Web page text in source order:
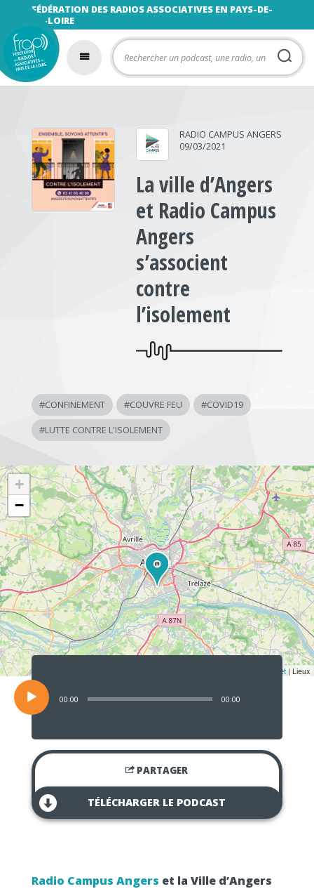
FÉDÉRATION DES RADIOS ASSOCIATIVES EN PAYS-DE-
LA-LOIRE
RADIO CAMPUS ANGERS
09/03/2021
La ville d’Angers
et Radio Campus
Angers
s’associent
contre
l’isolement
#CONFINEMENT #COUVRE FEU #COVID19
#LUTTE CONTRE L'ISOLEMENT
+
−
Leaflet | Lieux
Lecteur
audio
00:00 00:00
PARTAGER
TÉLÉCHARGER LE PODCAST
Radio Campus Angers et la Ville d’Angers